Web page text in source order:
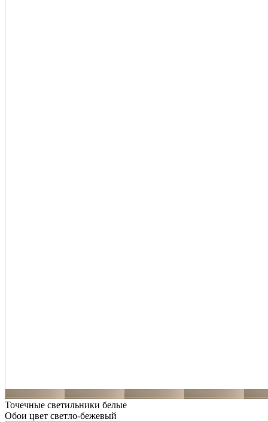
Точечные светильники белые
Обои цвет светло-бежевый